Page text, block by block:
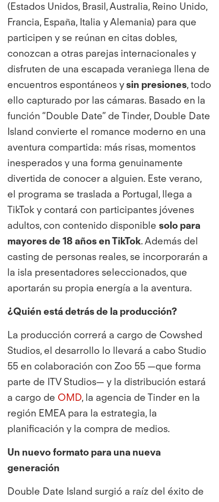
(Estados Unidos, Brasil, Australia, Reino Unido,
Francia, España, Italia y Alemania) para que
participen y se reúnan en citas dobles,
conozcan a otras parejas internacionales y
disfruten de una escapada veraniega llena de
encuentros espontáneos ysin presiones, todo
ello capturado por las cámaras. Basado en la
función “Double Date” de Tinder, Double Date
Island convierte el romance moderno en una
aventura compartida: más risas, momentos
inesperados y una forma genuinamente
divertida de conocer a alguien. Este verano,
el programa se traslada a Portugal, llega a
TikTok y contará con participantes jóvenes
adultos, con contenido disponible solo para
mayores de 18 años en TikTok. Además del
casting de personas reales, se incorporarán a
la isla presentadores seleccionados, que
aportarán su propia energía a la aventura.
¿Quién está detrás de la producción?
La producción correrá a cargo de Cowshed
Studios, el desarrollo lo llevará a cabo Studio
55 en colaboración con Zoo 55 —que forma
parte de ITV Studios— y la distribución estará
a cargo de OMD, la agencia de Tinder en la
región EMEA para la estrategia, la
planificación y la compra de medios.
Un nuevo formato para una nueva
generación
Double Date Island surgió a raíz del éxito de